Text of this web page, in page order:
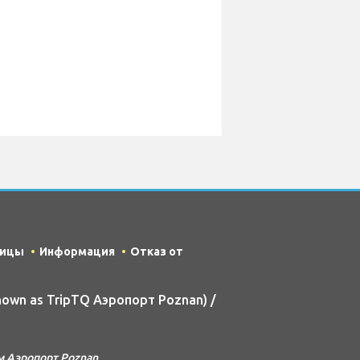
Информация Отказ от
as TripTQ Аэропорт Poznan) /